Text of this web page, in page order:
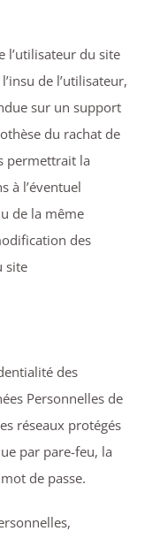
l’utilisateur du site
de l’utilisateur,
sur un support
du rachat de
permettrait la
à l’éventuel
de la même
des
site
des
Personnelles de
réseaux protégés
par pare-feu, la
de passe.